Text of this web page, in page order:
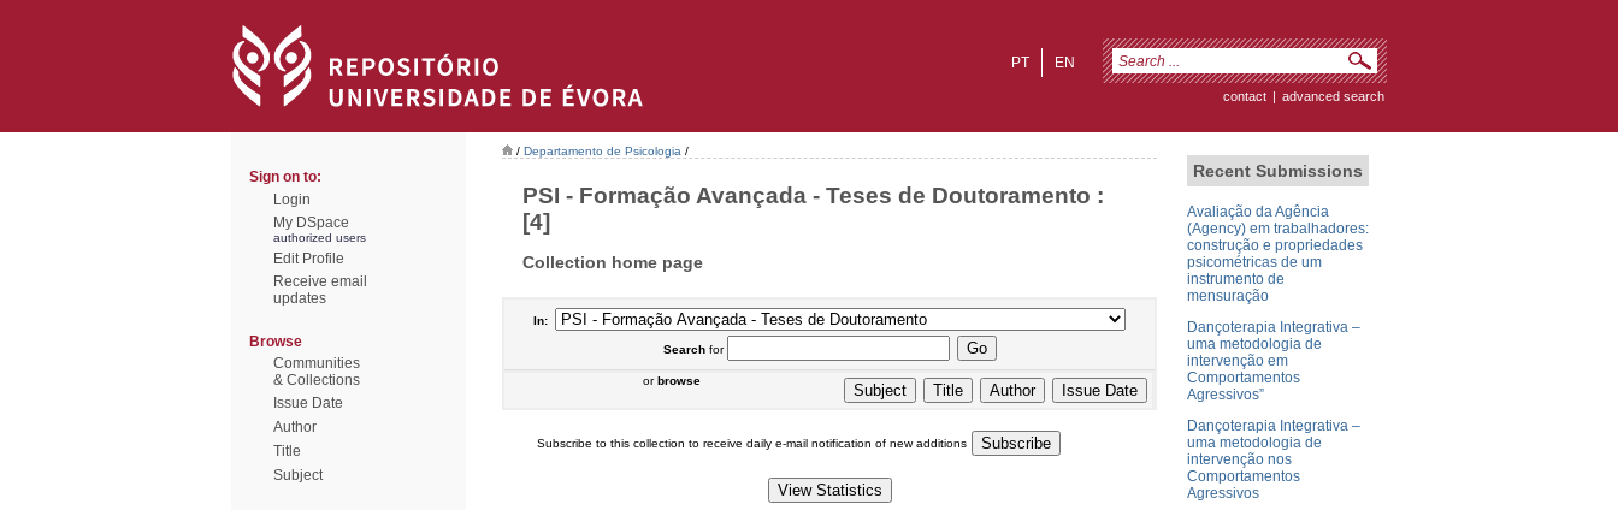
EN
PT
contact | advanced search
Sign on to:
Login
My DSpace
authorized users
Edit Profile
Receive email
updates
Browse
Communities
& Collections
Issue Date
Author
Title
Subject
/ Departamento de Psicologia /
PSI - Formação Avançada - Teses de Doutoramento :
[4]
Collection home page
In:
Searchfor
orbrowse
Subscribe to this collection to receive daily e-mail notification of new additions
Recent Submissions
Avaliação da Agência
(Agency) em trabalhadores:
construção e propriedades
psicométricas de um
instrumento de
mensuração
Dançoterapia Integrativa –
uma metodologia de
intervenção em
Comportamentos
Agressivos”
Dançoterapia Integrativa –
uma metodologia de
intervenção nos
Comportamentos
Agressivos